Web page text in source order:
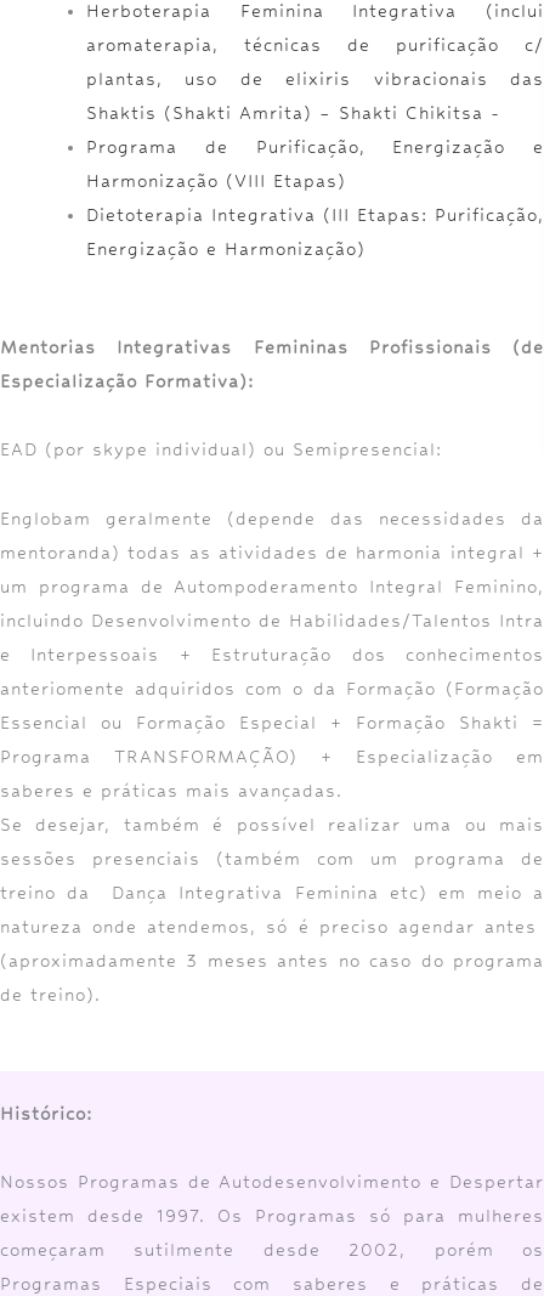
Herboterapia Feminina Integrativa (inclui
aromaterapia, técnicas de purificação c/
plantas, uso de elixiris vibracionais das
Shaktis (Shakti Amrita) – Shakti Chikitsa -
Programa de Purificação, Energização e
Harmonização (VIII Etapas)
Dietoterapia Integrativa (III Etapas: Purificação,
Energização e Harmonização)
Mentorias Integrativas Femininas Profissionais (de
Especialização Formativa):
EAD (por skype individual) ou Semipresencial:
Englobam geralmente (depende das necessidades da
mentoranda) todas as atividades de harmonia integral +
um programa de Autompoderamento Integral Feminino,
incluindo Desenvolvimento de Habilidades/Talentos Intra
e Interpessoais + Estruturação dos conhecimentos
anteriomente adquiridos com o da Formação (Formação
Essencial ou Formação Especial + Formação Shakti =
Programa TRANSFORMAÇÃO) + Especialização em
saberes e práticas mais avançadas.
Se desejar, também é possível realizar uma ou mais
sessões presenciais (também com um programa de
treino da Dança Integrativa Feminina etc) em meio a
natureza onde atendemos, só é preciso agendar antes
(aproximadamente 3 meses antes no caso do programa
de treino).
Histórico:
Nossos Programas de Autodesenvolvimento e Despertar
existem desde 1997. Os Programas só para mulheres
começaram sutilmente desde 2002, porém os
Programas Especiais com saberes e práticas de